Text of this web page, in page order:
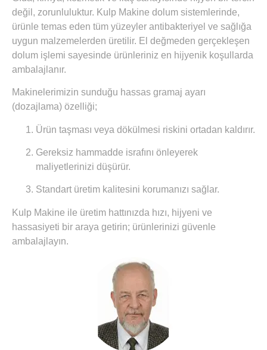
değil, zorunluluktur. Kulp Makine dolum sistemlerinde,
ürünle temas eden tüm yüzeyler antibakteriyel ve sağlığa
uygun malzemelerden üretilir. El değmeden gerçekleşen
dolum işlemi sayesinde ürünleriniz en hijyenik koşullarda
ambalajlanır.
Makinelerimizin sunduğu hassas gramaj ayarı
(dozajlama) özelliği;
Ürün taşması veya dökülmesi riskini ortadan kaldırır.
Gereksiz hammadde israfını önleyerek
maliyetlerinizi düşürür.
Standart üretim kalitesini korumanızı sağlar.
Kulp Makine ile üretim hattınızda hızı, hijyeni ve
hassasiyeti bir araya getirin; ürünlerinizi güvenle
ambalajlayın.